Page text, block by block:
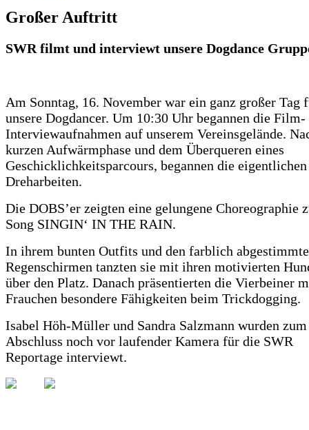
Großer Auftritt
SWR filmt und interviewt unsere Dogdance
Am Sonntag, 16. November war ein ganz großer Tag
unsere Dogdancer. Um 10:30 Uhr begannen die Film-
Interviewaufnahmen auf unserem Vereinsgelände.
kurzen Aufwärmphase und dem Überqueren eines
Geschicklichkeitsparcours, begannen die eigentlichen
Dreharbeiten.
Die DOBS’er zeigten eine gelungene Choreographie
Song SINGIN‘ IN THE RAIN.
In ihrem bunten Outfits und den farblich
Regenschirmen tanzten sie mit ihren motivierten
über den Platz. Danach präsentierten die Vierbeiner
Frauchen besondere Fähigkeiten beim Trickdogging.
Isabel Höh-Müller und Sandra Salzmann wurden zum
Abschluss noch vor laufender Kamera für die SWR
Reportage interviewt.